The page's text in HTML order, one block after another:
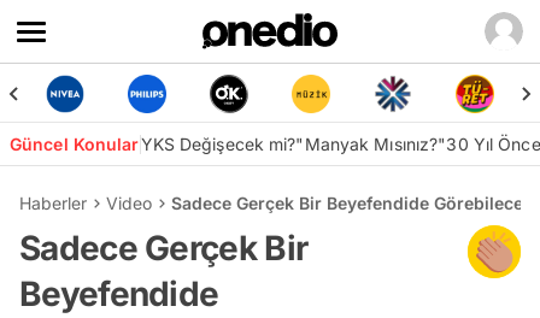
Güncel KonularYKS Değişecek mi?"Manyak Mısınız?"30 Yıl
Haberler Video Sadece Gerçek Bir Beyefendide
Sadece Gerçek Bir
Beyefendide